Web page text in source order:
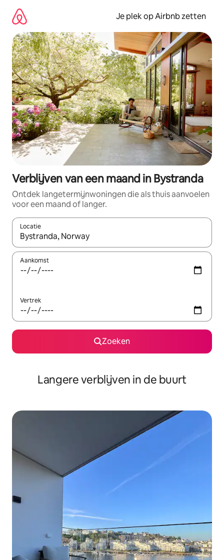
direct
naar
inhoud
Je plek op Airbnb zetten
Verblijven van een maand in Bystranda
Ontdek langetermijnwoningen die als thuis aanvoelen
voor een maand of langer.
Locatie
Wanneer er resultaten beschikbaar zijn, maak je een keuze
Aankomst
Vertrek
Zoeken
Langere verblijven in de buurt